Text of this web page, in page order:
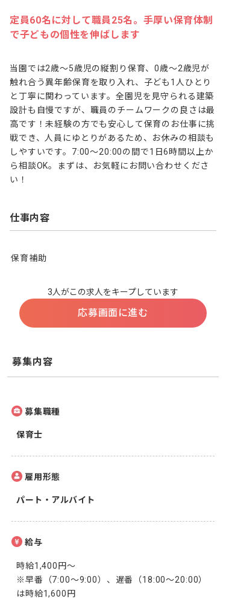
定員60名に対して職員25名。手厚い保育体制
で子どもの個性を伸ばします
当園では2歳～5歳児の縦割り保育、0歳～2歳児が
触れ合う異年齢保育を取り入れ、子ども1人ひとり
と丁寧に関わっています。全園児を見守られる建築
設計も自慢ですが、職員のチームワークの良さは最
高です！未経験の方でも安心して保育のお仕事に挑
戦でき、人員にゆとりがあるため、お休みの相談も
しやすいです。7:00～20:00の間で1日6時間以上か
ら相談OK。まずは、お気軽にお問い合わせくださ
い！
仕事内容
保育補助
3人がこの求人をキープしています
応募画面に進む
募集内容
募集職種
保育士
雇用形態
パート・アルバイト
給与
時給1,400円～
※早番（7:00～9:00）、遅番（18:00～20:00）
は時給1,600円